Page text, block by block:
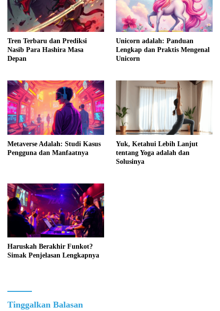
Tren Terbaru dan Prediksi
Nasib Para Hashira Masa
Depan
Unicorn adalah: Panduan
Lengkap dan Praktis Mengenal
Unicorn
Metaverse Adalah: Studi Kasus
Pengguna dan Manfaatnya
Yuk, Ketahui Lebih Lanjut
tentang Yoga adalah dan
Solusinya
Haruskah Berakhir Funkot?
Simak Penjelasan Lengkapnya
Tinggalkan Balasan